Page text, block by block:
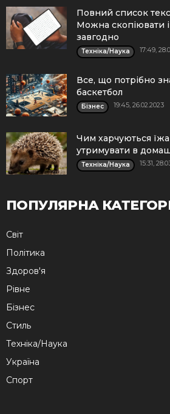
Повний список
Можна скопіювати
завгодно
Техніка/Наука 17:49,
Все, що потрібно
баскетбол
Бізнес 19:45, 26.02.2023
Чим харчуються
утримувати в
Техніка/Наука 15:31,
ПОПУЛЯРНА
Cвіт
Політика
Здоров'я
Рівне
Бізнес
Стиль
Техніка/Наука
Україна
Спорт